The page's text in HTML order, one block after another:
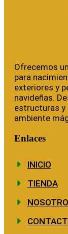
Ofrecemos
para
exteriores y
navideñas.
estructuras y
ambiente
Enlaces
INICIO
TIENDA